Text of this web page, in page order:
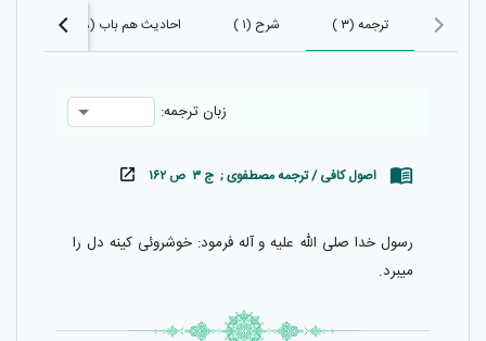
ترجمه (۳ ) شرح (۱ ) احادیث هم باب (۲۳۴۸)
زبان ترجمه:
اصول کافی / ترجمه مصطفوی ; ج ۳ ص ۱۶۲
رسول خدا صلى اللّٰه عليه و آله فرمود: خوشروئى كينه دل را
ميبرد.